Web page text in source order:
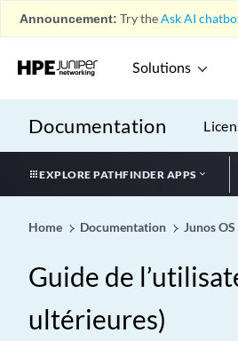
Announcement: Try theAsk AI
Solutions
Documentation
EXPLORE PATHFINDER APPS
Home Documentation Junos OS
Guide de
ultérieures)